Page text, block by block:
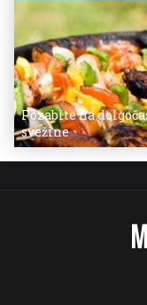
Pozabite na
svežine